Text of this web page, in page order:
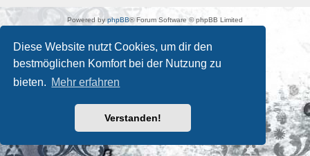
Diese Website nutzt Cookies, um dir den
bestmöglichen Komfort bei der Nutzung zu
bieten. Mehr erfahren
Verstanden!
Powered by phpBB® Forum Software © phpBB Limited
Kulturkosmos Müritz e.V|Fusion Festival|Mastodon